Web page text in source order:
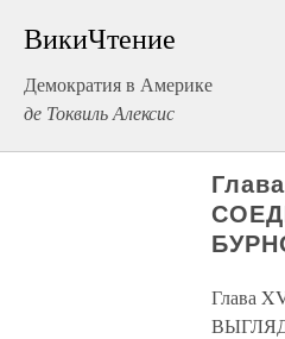
ВикиЧтение
Демократия в Америке
де Токвиль Алексис
Глава